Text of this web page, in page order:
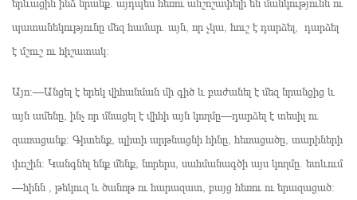
երևացին ինձ նրանք. այդպես հեռու անշոշափելի են մանկությունն ու
պատանեկությունը մեզ համար. այն, որ չկա, հուշ է դարձել, դարձել
է մշուշ ու հիշատակ։
Այո։—Անցել է երեկ վիհանման մի գիծ և բաժանել է մեզ նրանցից և
այն ամենը, ինչ որ մնացել է վիհի այն կողմը—դարձել է տեսիլ ու
զառացանք։ Գիտենք, պիտի արթնացնի հինը, հեռացածը, տարիների
փոշին։ Կանգնել ենք մենք, նորերս, սահմանագծի այս կողմը. ետևում
—հինն , թեկուզ և ծանոթ ու հարազատ, բայց հեռու ու երազացած։